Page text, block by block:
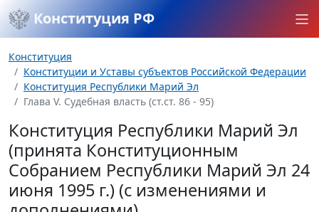
Конституция РФ
Конституция
Конституции и Уставы субъектов Российской Федерации
Конституция Республики Марий Эл
Глава V. Судебная власть (ст.ст. 86 - 95)
Конституция Республики Марий Эл
(принята Конституционным
Собранием Республики Марий Эл 24
июня 1995 г.) (с изменениями и